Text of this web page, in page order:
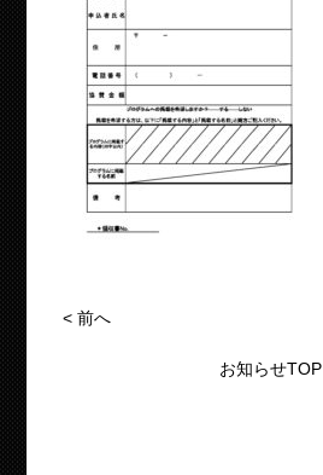
<前へ
お知らせTOP